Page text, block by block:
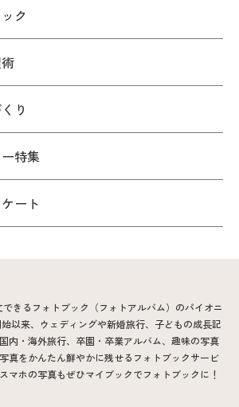
ク
り
特集
ート
きるフォトブック（フォトアルバム）のパイオニ
以来、ウェディングや新婚旅行、子どもの成長記
内・海外旅行、卒園・卒業アルバム、趣味の写真
真をかんたん鮮やかに残せるフォトブックサービ
マホの写真もぜひマイブックでフォトブックに！